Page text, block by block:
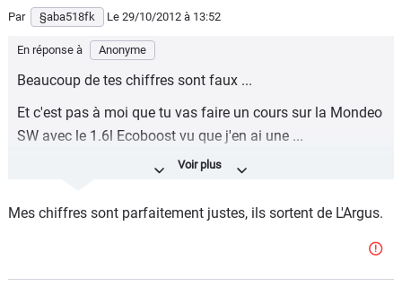
Par §aba518fk Le 29/10/2012 à 13:52
En réponse à Anonyme
Beaucoup de tes chiffres sont faux ...
Et c'est pas à moi que tu vas faire un cours sur la Mondeo
SW avec le 1.6l Ecoboost vu que j'en ai une ...
Enfin continue à vivre dans ton monde, avec tes
Mes chiffres sont parfaitement justes, ils sortent de L'Argus.